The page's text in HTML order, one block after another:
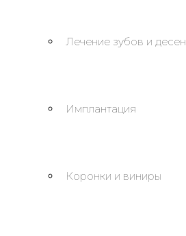
Лечение зубов и десен
Имплантация
Коронки и виниры